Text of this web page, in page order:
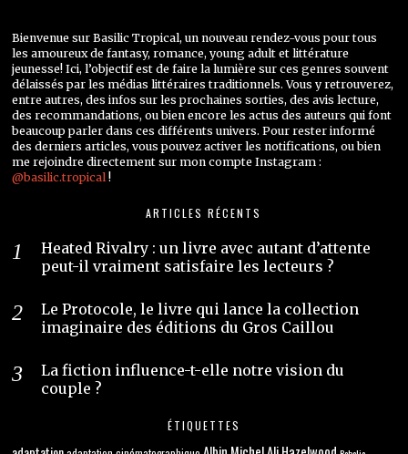
Bienvenue sur Basilic Tropical, un nouveau rendez-vous pour tous
les amoureux de fantasy, romance, young adult et littérature
jeunesse! Ici, l’objectif est de faire la lumière sur ces genres souvent
délaissés par les médias littéraires traditionnels. Vous y retrouverez,
entre autres, des infos sur les prochaines sorties, des avis lecture,
des recommandations, ou bien encore les actus des auteurs qui font
beaucoup parler dans ces différents univers. Pour rester informé
des derniers articles, vous pouvez activer les notifications, ou bien
me rejoindre directement sur mon compte Instagram :
@basilic.tropical!
ARTICLES RÉCENTS
Heated Rivalry : un livre avec autant d’attente
peut-il vraiment satisfaire les lecteurs ?
Le Protocole, le livre qui lance la collection
imaginaire des éditions du Gros Caillou
La fiction influence-t-elle notre vision du
couple ?
ÉTIQUETTES